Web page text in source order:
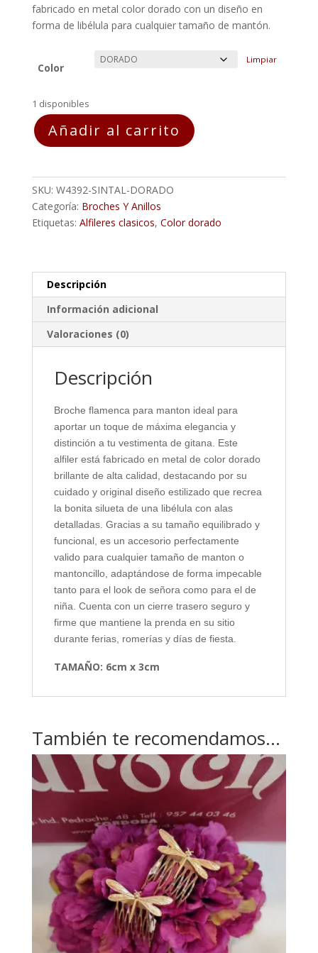
fabricado en metal color dorado con un diseño en
forma de libélula para cualquier tamaño de mantón.
Color
Limpiar
1 disponibles
Broche
Flamenca
cantidad
Añadir al carrito
SKU: W4392-SINTAL-DORADO
Categoría: Broches Y Anillos
Etiquetas: Alfileres clasicos, Color dorado
Descripción
Información adicional
Valoraciones (0)
Descripción
Broche flamenca para manton ideal para
aportar un toque de máxima elegancia y
distinción a tu vestimenta de gitana. Este
alfiler está fabricado en metal de color dorado
brillante de alta calidad, destacando por su
cuidado y original diseño estilizado que recrea
la bonita silueta de una libélula con alas
detalladas. Gracias a su tamaño equilibrado y
funcional, es un accesorio perfectamente
valido para cualquier tamaño de manton o
mantoncillo, adaptándose de forma impecable
tanto para el look de señora como para el de
niña. Cuenta con un cierre trasero seguro y
firme que mantiene la prenda en su sitio
durante ferias, romerías y días de fiesta.
TAMAÑO: 6cm x 3cm
También te recomendamos…